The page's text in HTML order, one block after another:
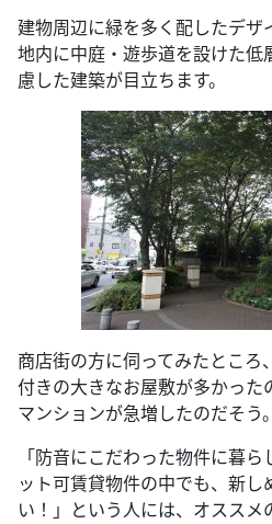
建物周辺に緑を多く配したデザ
地内に中庭・遊歩道を設けた
慮した建築が目立ちます。
商店街の方に伺ってみたとこ
付きの大きなお屋敷が多かった
マンションが急増したのだそう。
「防音にこだわった物件に暮
ット可賃貸物件の中でも、新
い！」という人には、オススメ